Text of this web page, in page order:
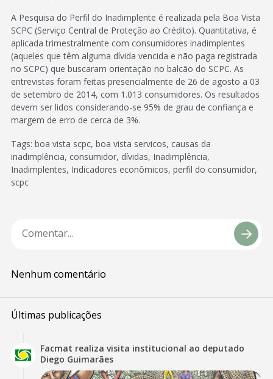
A Pesquisa do Perfil do Inadimplente é realizada pela Boa Vista
SCPC (Serviço Central de Proteção ao Crédito). Quantitativa, é
aplicada trimestralmente com consumidores inadimplentes
(aqueles que têm alguma dívida vencida e não paga registrada
no SCPC) que buscaram orientação no balcão do SCPC. As
entrevistas foram feitas presencialmente de 26 de agosto a 03
de setembro de 2014, com 1.013 consumidores. Os resultados
devem ser lidos considerando-se 95% de grau de confiança e
margem de erro de cerca de 3%.
Tags: boa vista scpc, boa vista servicos, causas da
inadimplência, consumidor, dívidas, Inadimplência,
Inadimplentes, Indicadores econômicos, perfil do consumidor,
scpc
Nenhum comentário
Últimas publicações
Facmat realiza visita institucional ao deputado
Diego Guimarães